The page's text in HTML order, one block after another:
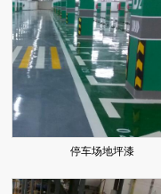
停车场地坪漆